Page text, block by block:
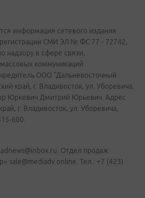
информация сетевого издания
регистрации СМИ ЭЛ № ФС 77 - 72742,
надзору в сфере связи,
коммуникаций
ООО "Дальневосточный
край, г. Владивосток, ул. Уборевича,
Юркевич Дмитрий Юрьевич. Адрес
г. Владивосток, ул. Уборевича,
600.
Отдел продаж
sale@mediadv.online. Тел.: +7 (423)